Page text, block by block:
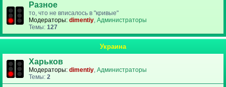
Разное
то, что не вписалось в "кривые"
Модераторы: dimentiy, Администраторы
Темы: 127
Украина
Харьков
Модераторы: dimentiy, Администраторы
Темы: 2